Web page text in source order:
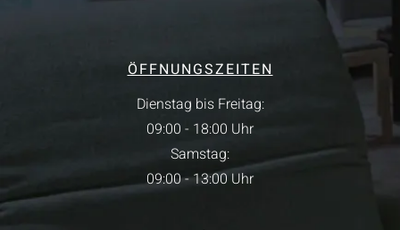
ÖFFNUNGSZEITEN
Dienstag bis Freitag:
09:00 - 18:00 Uhr
Samstag:
09:00 - 13:00 Uhr